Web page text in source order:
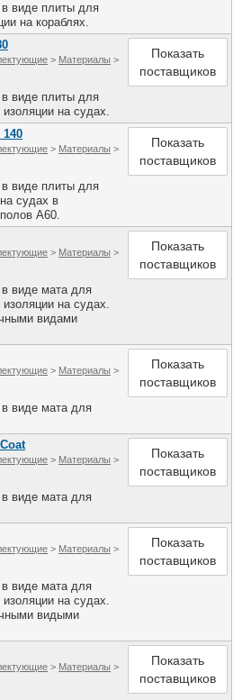
в виде плиты для
на кораблях.
> Материалы >
в виде плиты для
на судах.
Показать
поставщиков
140
> Материалы >
в виде плиты для
судах в
А60.
Показать
поставщиков
> Материалы >
в виде мата для
на судах.
видами
Показать
поставщиков
> Материалы >
в виде мата для
Показать
поставщиков
> Материалы >
в виде мата для
Показать
поставщиков
> Материалы >
в виде мата для
на судах.
видыми
Показать
поставщиков
> Материалы >
Показать
поставщиков